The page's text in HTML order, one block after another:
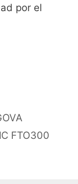
por el
FTO300